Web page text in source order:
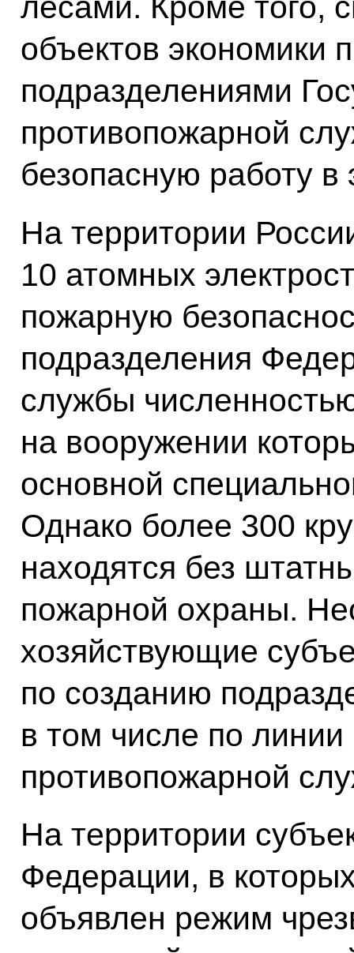
лесами. Кроме того,
объектов экономики
подразделениями
противопожарной
безопасную работу
На территории
10 атомных
пожарную
подразделения
службы
на вооружении
основной
Однако более 300
находятся без
пожарной охраны.
хозяйствующие
по созданию
в том числе по
противопожарной
На территории
Федерации, в
объявлен режим